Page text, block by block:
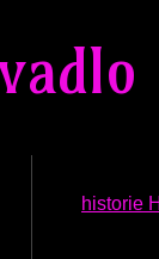
historie